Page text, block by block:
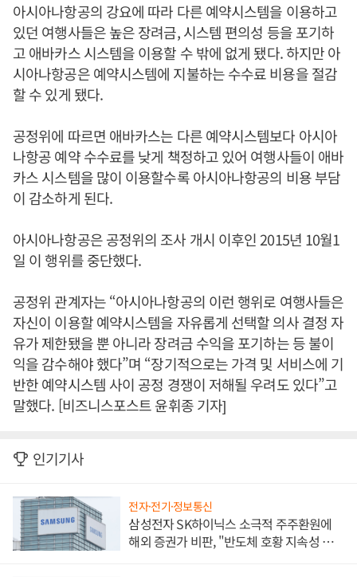
아시아나항공의 강요에 따라 다른 예약시스템을 이용하고
있던 여행사들은 높은 장려금, 시스템 편의성 등을 포기하
고 애바카스 시스템을 이용할 수 밖에 없게 됐다. 하지만 아
시아나항공은 예약시스템에 지불하는 수수료 비용을 절감
할 수 있게 됐다.
공정위에 따르면 애바카스는 다른 예약시스템보다 아시아
나항공 예약 수수료를 낮게 책정하고 있어 여행사들이 애바
카스 시스템을 많이 이용할수록 아시아나항공의 비용 부담
이 감소하게 된다.
아시아나항공은 공정위의 조사 개시 이후인 2015년 10월1
일 이 행위를 중단했다.
공정위 관계자는 “아시아나항공의 이런 행위로 여행사들은
자신이 이용할 예약시스템을 자유롭게 선택할 의사 결정 자
유가 제한됐을 뿐 아니라 장려금 수익을 포기하는 등 불이
익을 감수해야 했다”며 “장기적으로는 가격 및 서비스에 기
반한 예약시스템 사이 공정 경쟁이 저해될 우려도 있다”고
말했다. [비즈니스포스트 윤휘종 기자]
인기기사
전자·전기·정보통신
삼성전자 SK하이닉스 소극적 주주환원에
해외 증권가 비판, "반도체 호황 지속성 의